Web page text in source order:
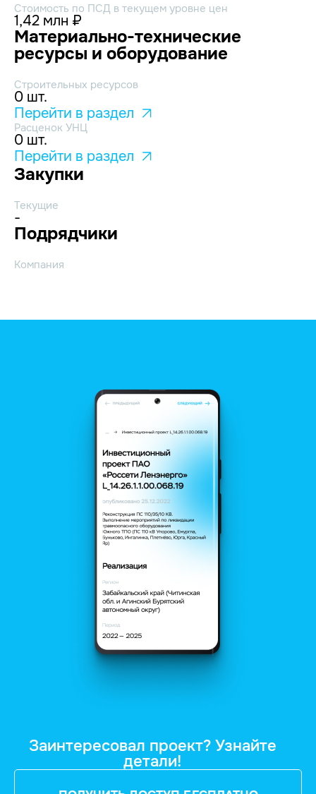
Стоимость по ПСД в текущем уровне цен
1,42 млн ₽
Материально-технические
ресурсы и оборудование
Строительных ресурсов
0 шт.
Перейти в раздел
Расценок УНЦ
0 шт.
Перейти в раздел
Закупки
Текущие
-
Подрядчики
Компания
Заинтересовал проект? Узнайте
детали!